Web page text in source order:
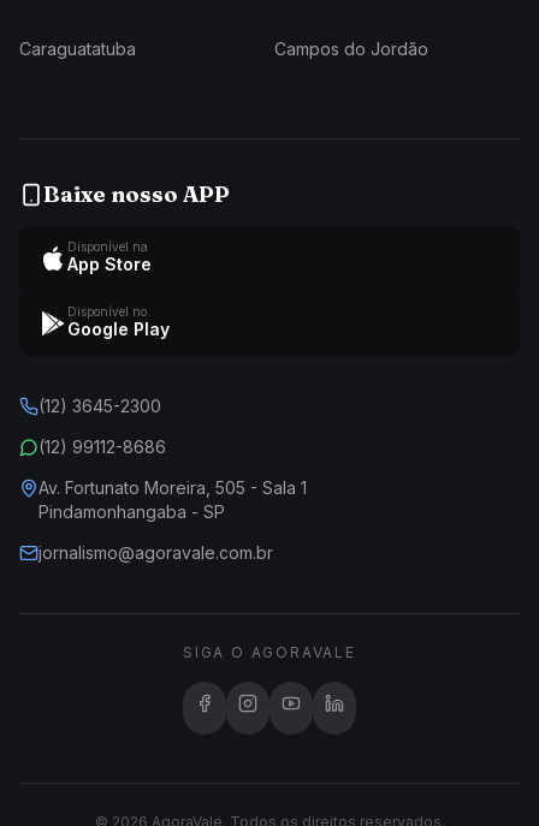
Caraguatatuba Campos do Jordão
Baixe nosso APP
Disponível na
App Store
Disponível no
Google Play
(12) 3645-2300
(12) 99112-8686
Av. Fortunato Moreira, 505 - Sala 1
Pindamonhangaba - SP
jornalismo@agoravale.com.br
SIGA O AGORAVALE
© 2026 AgoraVale. Todos os direitos reservados.